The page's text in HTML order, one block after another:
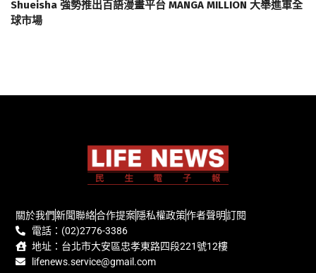
Shueisha 強勢推出百語漫畫平台 MANGA MILLION 大舉進軍全
球市場
關於我們新聞聯絡合作提案隱私權政策作者聲明訂閱
電話：(02)2776-3386
地址：台北市大安區忠孝東路四段221號12樓
lifenews.service@gmail.com